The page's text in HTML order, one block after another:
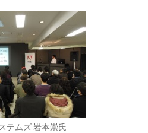
テムズ 岩本崇氏